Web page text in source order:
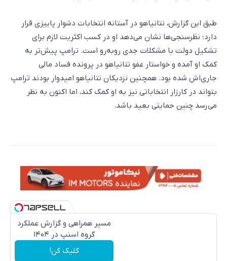
طبق این گزارش، نتانیاهو در آستانه انتخابات دشوار پاییزی قرار
دارد؛ نظرسنجی‌ها نشان می‌دهد او در کسب اکثریت لازم برای
تشکیل دولت با مشکلات جدی روبه‌رو است. ترامپ پیش‌تر به
کمک او آمده و خواستار عفو نتانیاهو در پرونده فساد مالی
جاری‌اش شده بود. همچنین نزدیکان نتانیاهو امیدوار بودند ترامپ
بتواند در کارزار انتخاباتی نیز به او کمک کند، اما اکنون به نظر
می‌رسد چنین حمایتی بعید باشد.
مسیر همراهی و گزارش عملکرد
گروه اسنپ در ۱۴۰۴
کلیک کن!